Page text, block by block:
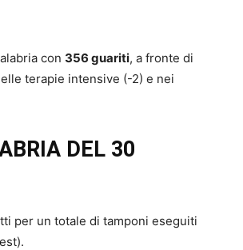
con 356 guariti, a fronte di
terapie intensive (-2) e nei
DEL 30
per un totale di tamponi eseguiti